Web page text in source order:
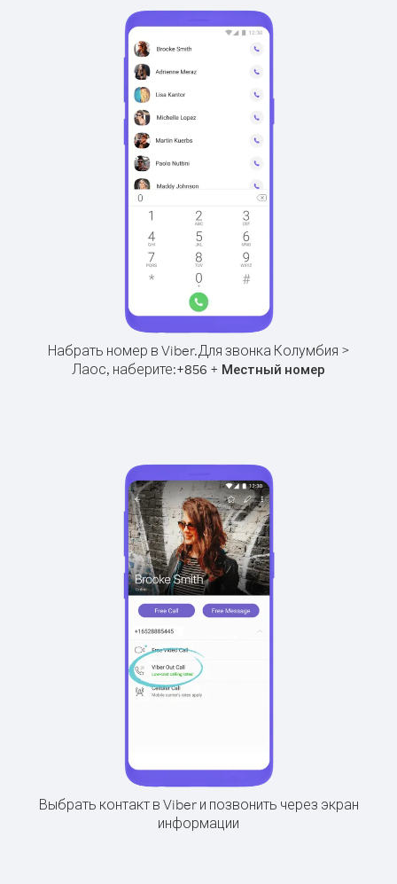
Набрать номер в Viber.Для звонка Колумбия >
Лаос, наберите:+856 + Местный номер
Выбрать контакт в Viber и позвонить через экран
информации